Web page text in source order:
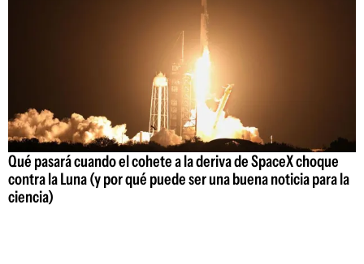
Qué pasará cuando el cohete a la deriva de SpaceX choque
contra la Luna (y por qué puede ser una buena noticia para la
ciencia)